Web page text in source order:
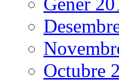
Octubre